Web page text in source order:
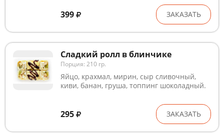
399 ЗАКАЗАТЬ
Сладкий ролл в блинчике
Порция: 210 гр.
Яйцо, крахмал, мирин, сыр сливочный,
киви, банан, груша, топпинг шоколадный.
295 ЗАКАЗАТЬ